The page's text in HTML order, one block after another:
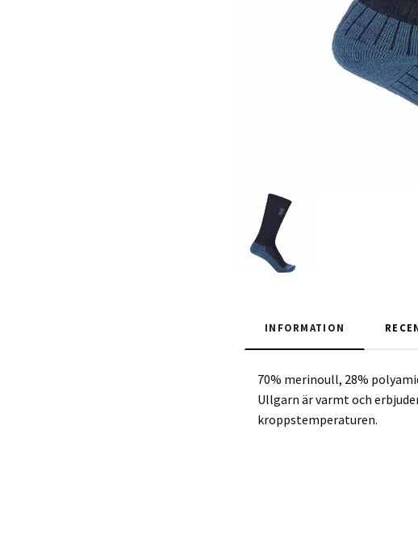
INFORMATION
70% merinoull, 28%
Ullgarn är varmt och
kroppstemperaturen.